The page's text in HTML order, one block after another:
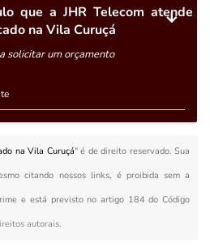
que a JHR Telecom atende
na Vila Curuçá
solicitar um orçamento
na Vila Curuçá" é de direito reservado. Sua
citando nossos links, é proibida sem a
e está previsto no artigo 184 do Código
autorais.